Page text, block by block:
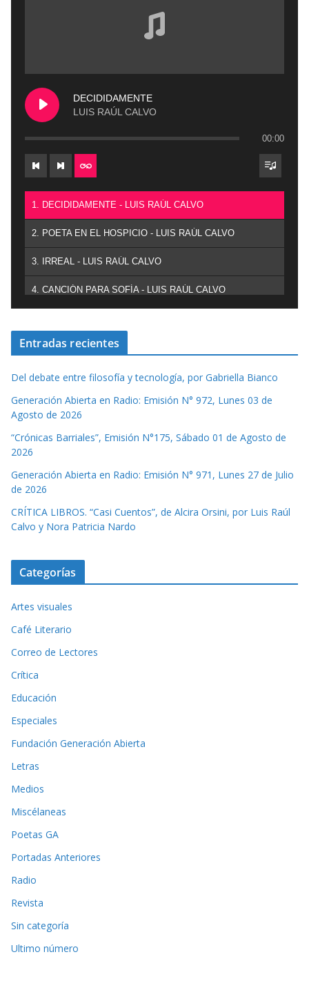
DECIDIDAMENTE
LUIS RAÚL CALVO
00:00
1. DECIDIDAMENTE - LUIS RAÚL CALVO
2. POETA EN EL HOSPICIO - LUIS RAÚL CALVO
3. IRREAL - LUIS RAÚL CALVO
4. CANCIÓN PARA SOFÍA - LUIS RAÚL CALVO
Entradas recientes
Del debate entre filosofía y tecnología, por Gabriella Bianco
Generación Abierta en Radio: Emisión N° 972, Lunes 03 de
Agosto de 2026
“Crónicas Barriales”, Emisión N°175, Sábado 01 de Agosto de
2026
Generación Abierta en Radio: Emisión N° 971, Lunes 27 de Julio
de 2026
CRÍTICA LIBROS. “Casi Cuentos”, de Alcira Orsini, por Luis Raúl
Calvo y Nora Patricia Nardo
Categorías
Artes visuales
Café Literario
Correo de Lectores
Crítica
Educación
Especiales
Fundación Generación Abierta
Letras
Medios
Miscélaneas
Poetas GA
Portadas Anteriores
Radio
Revista
Sin categoría
Ultimo número